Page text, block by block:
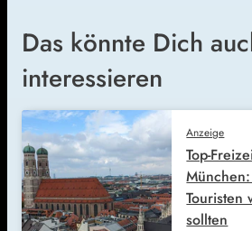
Das könnte Dich
interessieren
Anzeige
Top-
Touristen
sollten